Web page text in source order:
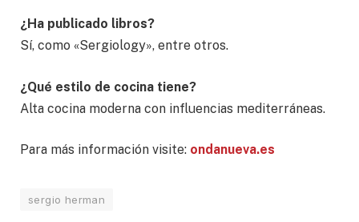
¿Ha publicado libros?
Sí, como «Sergiology», entre otros.
¿Qué estilo de cocina tiene?
Alta cocina moderna con influencias mediterráneas.
Para más información visite: ondanueva.es
sergio herman